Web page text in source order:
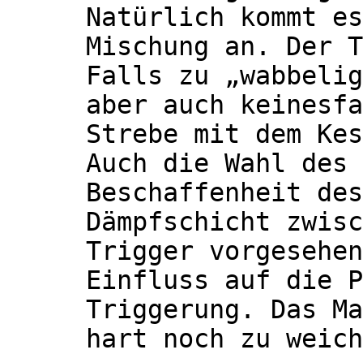
Natürlich kommt
Mischung an. Der
Falls zu
aber auch
Strebe mit dem
Auch die Wahl
Beschaffenheit
Dämpfschicht
Trigger
Einfluss auf die
Triggerung. Das
hart noch zu